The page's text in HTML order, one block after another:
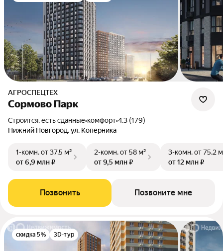
АГРОСПЕЦТЕХ
Сормово Парк
Строится, есть сданные•комфорт•4.3 (179)
Нижний Новгород, ул. Коперника
1-комн.от 37,5 м²
от 6,9 млн ₽
2-комн.от 58 м²
от 9,5 млн ₽
3-комн.от 75,2
от 12 млн ₽
Позвонить Позвоните мне
скидка 5% 3D-тур